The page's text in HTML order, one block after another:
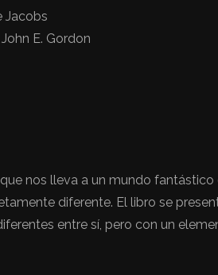
Jacobs
E. Gordon
nos lleva a un mundo
diferente. El libro se
entre sí, pero con un